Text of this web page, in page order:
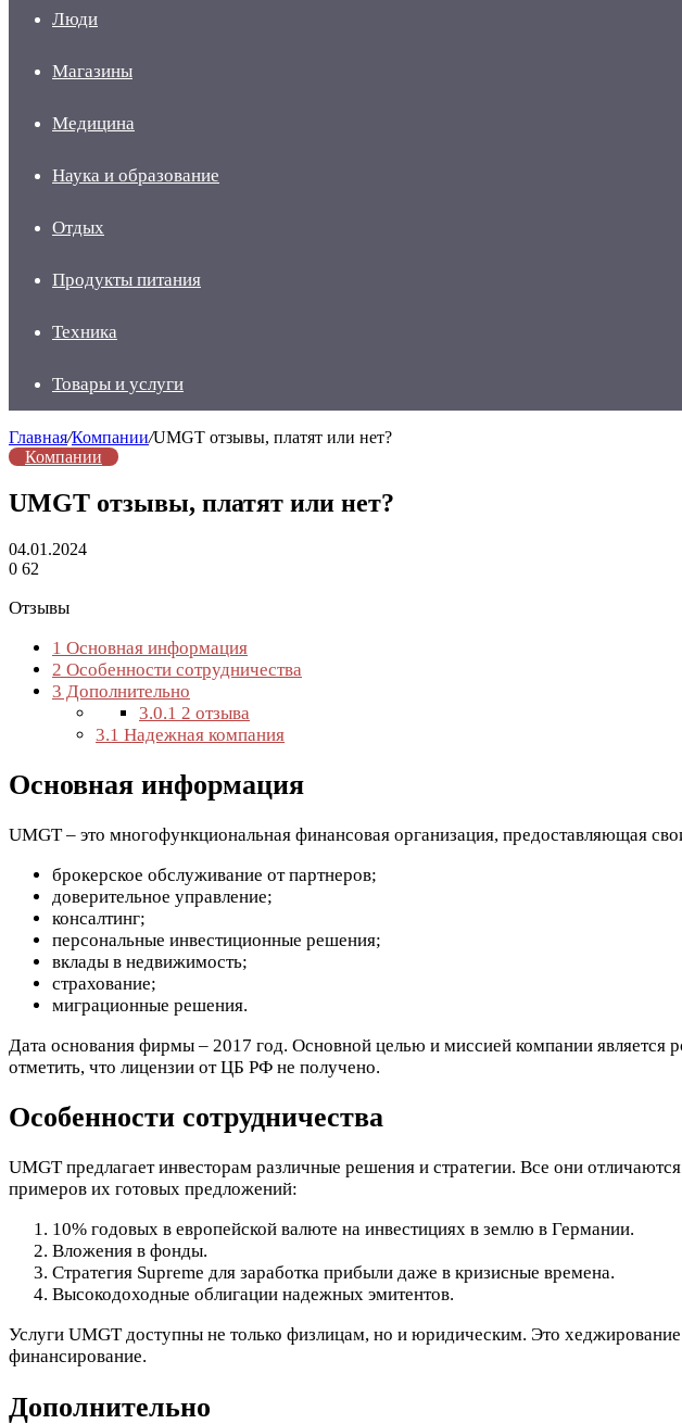
Люди
Магазины
Медицина
Наука и образование
Отдых
Продукты питания
Техника
Товары и услуги
Главная/Компании/UMGT отзывы, платят или нет?
Компании
UMGT отзывы, платят или нет?
04.01.2024
0 62
Отзывы
1 Основная информация
2 Особенности сотрудничества
3 Дополнительно
3.0.1 2 отзыва
3.1 Надежная компания
Основная информация
UMGT – это многофункциональная финансовая организация, предоставляющая
брокерское обслуживание от партнеров;
доверительное управление;
консалтинг;
персональные инвестиционные решения;
вклады в недвижимость;
страхование;
миграционные решения.
Дата основания фирмы – 2017 год. Основной целью и миссией компании является
отметить, что лицензии от ЦБ РФ не получено.
Особенности сотрудничества
UMGT предлагает инвесторам различные решения и стратегии. Все они
примеров их готовых предложений:
10% годовых в европейской валюте на инвестициях в землю в Германии.
Вложения в фонды.
Стратегия Supreme для заработка прибыли даже в кризисные времена.
Высокодоходные облигации надежных эмитентов.
Услуги UMGT доступны не только физлицам, но и юридическим. Это
финансирование.
Дополнительно